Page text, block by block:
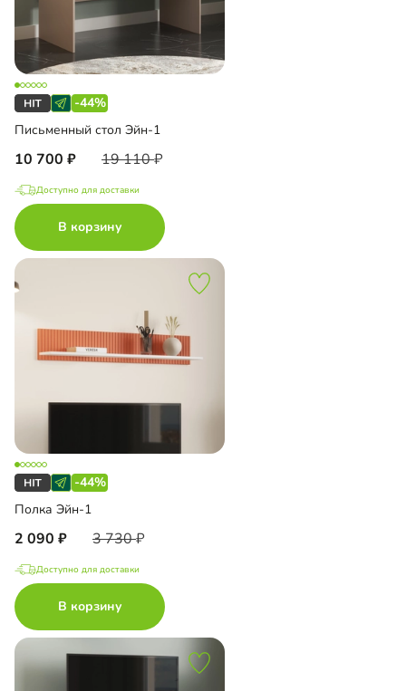
-44%
Письменный стол Эйн-1
10 700 19 110
Доступно для доставки
В корзину
-44%
Полка Эйн-1
2 090 3 730
Доступно для доставки
В корзину